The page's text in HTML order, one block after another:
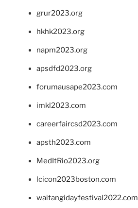
grur2023.org
hkhk2023.org
napm2023.org
apsdfd2023.org
forumausape2023.com
imkl2023.com
careerfaircsd2023.com
apsth2023.com
MedItRio2023.org
lcicon2023boston.com
waitangidayfestival2022.com